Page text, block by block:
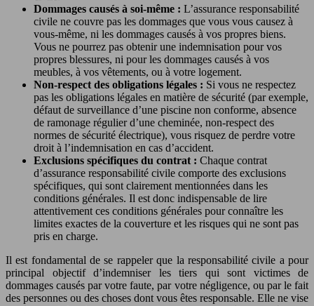
Dommages causés à soi-même : L’assurance responsabilité
civile ne couvre pas les dommages que vous vous causez à
vous-même, ni les dommages causés à vos propres biens.
Vous ne pourrez pas obtenir une indemnisation pour vos
propres blessures, ni pour les dommages causés à vos
meubles, à vos vêtements, ou à votre logement.
Non-respect des obligations légales : Si vous ne respectez
pas les obligations légales en matière de sécurité (par exemple,
défaut de surveillance d’une piscine non conforme, absence
de ramonage régulier d’une cheminée, non-respect des
normes de sécurité électrique), vous risquez de perdre votre
droit à l’indemnisation en cas d’accident.
Exclusions spécifiques du contrat : Chaque contrat
d’assurance responsabilité civile comporte des exclusions
spécifiques, qui sont clairement mentionnées dans les
conditions générales. Il est donc indispensable de lire
attentivement ces conditions générales pour connaître les
limites exactes de la couverture et les risques qui ne sont pas
pris en charge.
Il est fondamental de se rappeler que la responsabilité civile a pour
principal objectif d’indemniser les tiers qui sont victimes de
dommages causés par votre faute, par votre négligence, ou par le fait
des personnes ou des choses dont vous êtes responsable. Elle ne vise